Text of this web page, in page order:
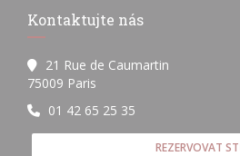
Kontaktujte nás
21 Rue de Caumartin
75009 Paris
01 42 65 25 35
REZERVOVAT